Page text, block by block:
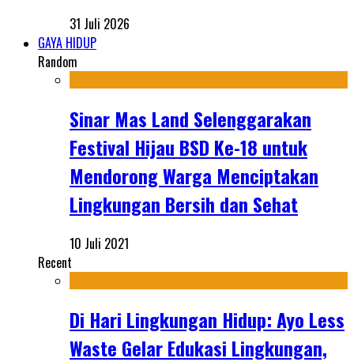
31 Juli 2026
GAYA HIDUP
Random
Sinar Mas Land Selenggarakan
Festival Hijau BSD Ke-18 untuk
Mendorong Warga Menciptakan
Lingkungan Bersih dan Sehat
10 Juli 2021
Recent
Di Hari Lingkungan Hidup: Ayo Less
Waste Gelar Edukasi Lingkungan,